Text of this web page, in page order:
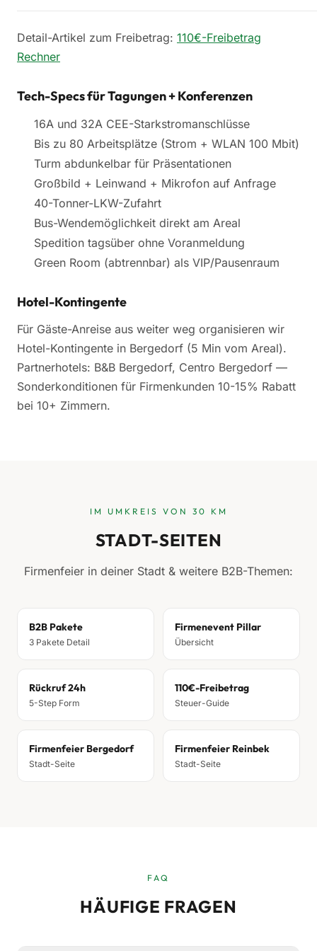
Detail-Artikel zum Freibetrag: 110€-Freibetrag
Rechner
Tech-Specs für Tagungen + Konferenzen
16A und 32A CEE-Starkstromanschlüsse
Bis zu 80 Arbeitsplätze (Strom + WLAN 100 Mbit)
Turm abdunkelbar für Präsentationen
Großbild + Leinwand + Mikrofon auf Anfrage
40-Tonner-LKW-Zufahrt
Bus-Wendemöglichkeit direkt am Areal
Spedition tagsüber ohne Voranmeldung
Green Room (abtrennbar) als VIP/Pausenraum
Hotel-Kontingente
Für Gäste-Anreise aus weiter weg organisieren wir
Hotel-Kontingente in Bergedorf (5 Min vom Areal).
Partnerhotels: B&B Bergedorf, Centro Bergedorf —
Sonderkonditionen für Firmenkunden 10-15% Rabatt
bei 10+ Zimmern.
IM UMKREIS VON 30 KM
STADT-SEITEN
Firmenfeier in deiner Stadt & weitere B2B-Themen:
B2B Pakete
3 Pakete Detail
Firmenevent Pillar
Übersicht
Rückruf 24h
5-Step Form
110€-Freibetrag
Steuer-Guide
Firmenfeier Bergedorf
Stadt-Seite
Firmenfeier Reinbek
Stadt-Seite
FAQ
HÄUFIGE FRAGEN